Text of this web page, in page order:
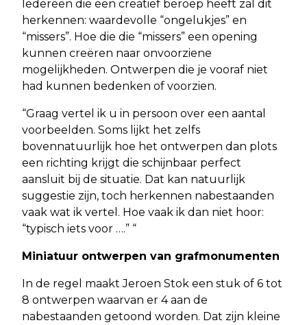
Iedereen die een creatief beroep heeft zal dit
herkennen: waardevolle “ongelukjes” en
“missers”. Hoe die die “missers” een opening
kunnen creëren naar onvoorziene
mogelijkheden. Ontwerpen die je vooraf niet
had kunnen bedenken of voorzien.
“Graag vertel ik u in persoon over een aantal
voorbeelden. Soms lijkt het zelfs
bovennatuurlijk hoe het ontwerpen dan plots
een richting krijgt die schijnbaar perfect
aansluit bij de situatie. Dat kan natuurlijk
suggestie zijn, toch herkennen nabestaanden
vaak wat ik vertel. Hoe vaak ik dan niet hoor:
“typisch iets voor ….” “
Miniatuur ontwerpen van grafmonumenten
In de regel maakt Jeroen Stok een stuk of 6 tot
8 ontwerpen waarvan er 4 aan de
nabestaanden getoond worden. Dat zijn kleine